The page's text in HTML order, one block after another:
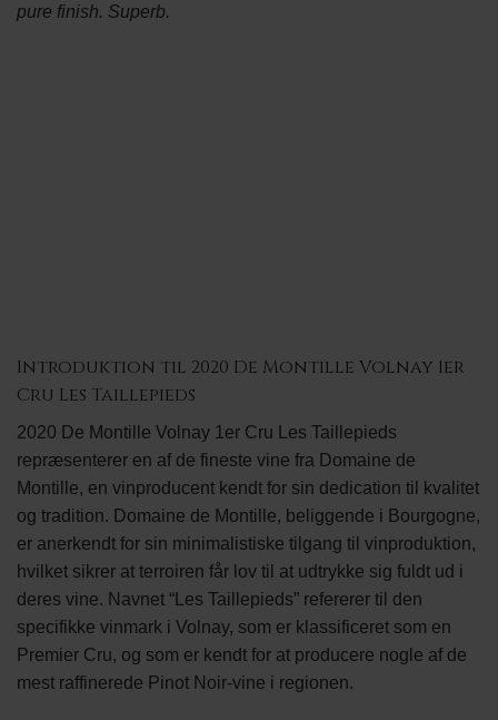
pure finish. Superb.
Introduktion til 2020 De Montille Volnay 1er
Cru Les Taillepieds
2020 De Montille Volnay 1er Cru Les Taillepieds
repræsenterer en af de fineste vine fra Domaine de
Montille, en vinproducent kendt for sin dedication til kvalitet
og tradition. Domaine de Montille, beliggende i Bourgogne,
er anerkendt for sin minimalistiske tilgang til vinproduktion,
hvilket sikrer at terroiren får lov til at udtrykke sig fuldt ud i
deres vine. Navnet “Les Taillepieds” refererer til den
specifikke vinmark i Volnay, som er klassificeret som en
Premier Cru, og som er kendt for at producere nogle af de
mest raffinerede Pinot Noir-vine i regionen.